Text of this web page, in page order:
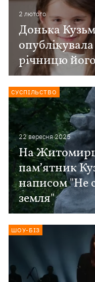
2 лютого
Донька
річницю
22 вересня 2025
На
памʼятник
написом "Не
земля"
СУСПІЛЬСТВО
ШОУ-БІЗ